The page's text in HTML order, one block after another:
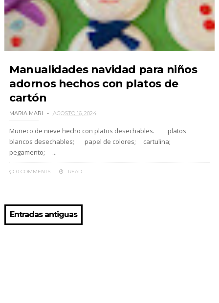
Manualidades navidad para niños
adornos hechos con platos de
cartón
MARIA MARI AGOSTO 16, 2024
Muñeco de nieve hecho con platos desechables. platos
blancos desechables; papel de colores; cartulina;
pegamento; ...
0 COMMENTS READ
Entradas antiguas